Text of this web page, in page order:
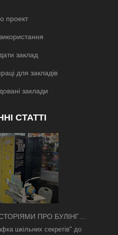
проект
заклад
для закладів
заклади
СТАТТІ
ПРО БУЛІНГ
В КИЄВІ
шкільних секретів" до